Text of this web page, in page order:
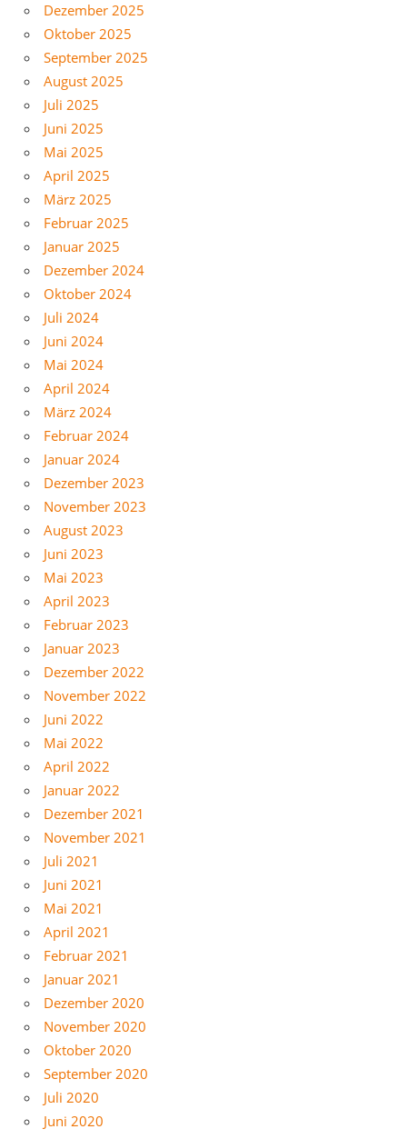
Dezember 2025
Oktober 2025
September 2025
August 2025
Juli 2025
Juni 2025
Mai 2025
April 2025
März 2025
Februar 2025
Januar 2025
Dezember 2024
Oktober 2024
Juli 2024
Juni 2024
Mai 2024
April 2024
März 2024
Februar 2024
Januar 2024
Dezember 2023
November 2023
August 2023
Juni 2023
Mai 2023
April 2023
Februar 2023
Januar 2023
Dezember 2022
November 2022
Juni 2022
Mai 2022
April 2022
Januar 2022
Dezember 2021
November 2021
Juli 2021
Juni 2021
Mai 2021
April 2021
Februar 2021
Januar 2021
Dezember 2020
November 2020
Oktober 2020
September 2020
Juli 2020
Juni 2020